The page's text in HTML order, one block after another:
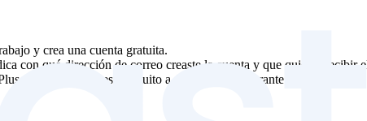
y crea una cuenta gratuita.
con qué dirección de correo creaste la cuenta y que quieres recibir
Vas a tener acceso gratuito a Astra AI Plus durante todo el año.